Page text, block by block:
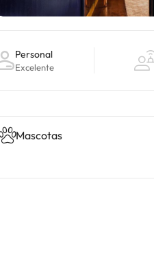
Personal
Excelente
Mascotas